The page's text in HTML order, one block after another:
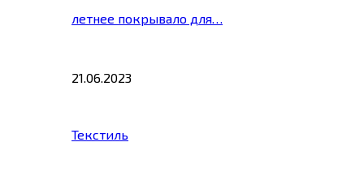
летнее покрывало для…
21.06.2023
Текстиль